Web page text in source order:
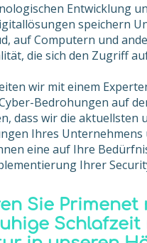
Entwicklung
speichern
auf Computern und
die sich den Zugriff
wir mit einem
Bedrohungen auf
dass wir die
Ihres
eine auf Ihre
Ihrer
Sie
Schlafzeit